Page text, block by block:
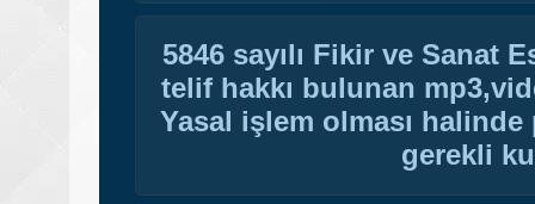
5846 sayılı Fikir ve Sanat
telif hakkı bulunan
Yasal işlem olması
gerekli